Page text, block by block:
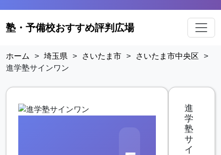
塾・予備校おすすめ評判広場
ホーム > 埼玉県 > さいたま市 > さいたま市中央区
>
進学塾サインワン
進
学
塾
サ
イ